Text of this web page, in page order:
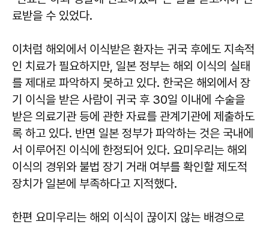
료받을 수 있었다.
이처럼 해외에서 이식받은 환자는 귀국 후에도 지속적
인 치료가 필요하지만, 일본 정부는 해외 이식의 실태
를 제대로 파악하지 못하고 있다. 한국은 해외에서 장
기 이식을 받은 사람이 귀국 후 30일 이내에 수술을
받은 의료기관 등에 관한 자료를 관계기관에 제출하도
록 하고 있다. 반면 일본 정부가 파악하는 것은 국내에
서 이루어진 이식에 한정되어 있다. 요미우리는 해외
이식의 경위와 불법 장기 거래 여부를 확인할 제도적
장치가 일본에 부족하다고 지적했다.
한편 요미우리는 해외 이식이 끊이지 않는 배경으로